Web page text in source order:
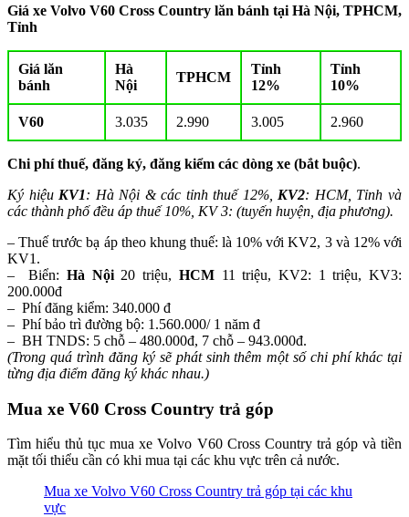
Giá xe Volvo V60 Cross Country lăn bánh tại Hà Nội, TPHCM,
Tỉnh
Giá lăn
bánh
Hà
Nội
TPHCM
Tỉnh
12%
Tỉnh
10%
V60 3.035 2.990 3.005 2.960
Chi phí thuế, đăng ký, đăng kiểm các dòng xe (bắt buộc).
Ký hiệu KV1: Hà Nội & các tỉnh thuế 12%, KV2: HCM, Tỉnh và
các thành phố đều áp thuế 10%, KV 3: (tuyến huyện, địa phương).
– Thuế trước bạ áp theo khung thuế: là 10% với KV2, 3 và 12% với
KV1.
– Biển:Hà Nội20 triệu, HCM11 triệu, KV2: 1 triệu, KV3:
200.000đ
– Phí đăng kiểm: 340.000 đ
– Phí bảo trì đường bộ: 1.560.000/ 1 năm đ
– BH TNDS: 5 chỗ – 480.000đ, 7 chỗ – 943.000đ.
(Trong quá trình đăng ký sẽ phát sinh thêm một số chi phí khác tại
từng địa điểm đăng ký khác nhau.)
Mua xe V60 Cross Country trả góp
Tìm hiểu thủ tục mua xe Volvo V60 Cross Country trả góp và tiền
mặt tối thiểu cần có khi mua tại các khu vực trên cả nước.
Mua xe Volvo V60 Cross Country trả góp tại các khu
vực